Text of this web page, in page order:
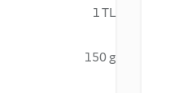
1 TL
150 g